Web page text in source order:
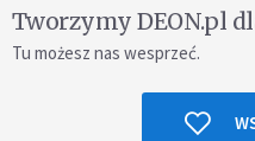
Tworzymy DEON.pl
Tu możesz nas wesprzeć.